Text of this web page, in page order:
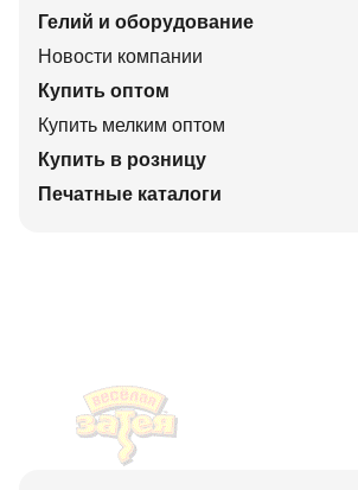
Гелий и оборудование
Новости компании
Купить оптом
Купить мелким оптом
Купить в розницу
Печатные каталоги